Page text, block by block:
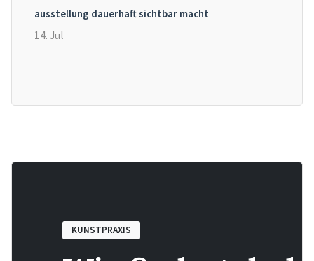
ausstellung dauerhaft sichtbar macht
14. Jul
KUNSTPRAXIS